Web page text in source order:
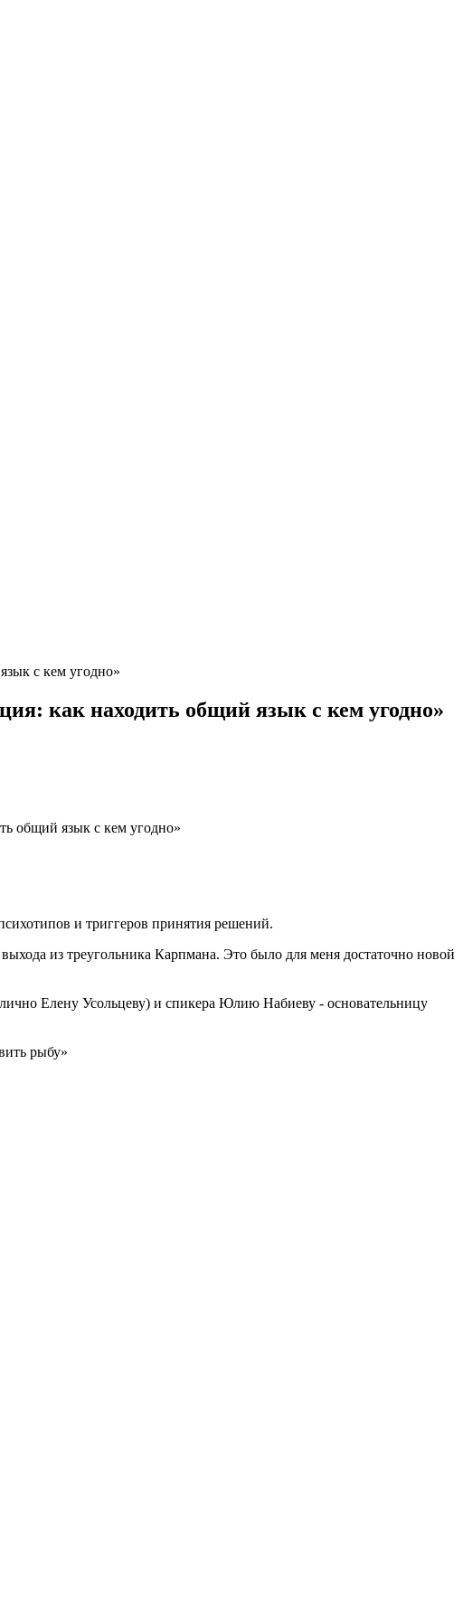
с кем угодно»
как находить общий язык с кем угодно»
общий язык с кем угодно»
и триггеров принятия решений.
из треугольника Карпмана. Это было для меня достаточно новой
Елену Усольцеву) и спикера Юлию Набиеву - основательницу
рыбу»